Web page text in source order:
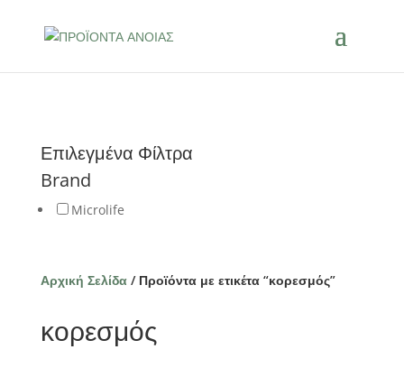
Επιλεγμένα Φίλτρα
Brand
Microlife
Αρχική Σελίδα/ Προϊόντα με ετικέτα “κορεσμός”
κορεσμός